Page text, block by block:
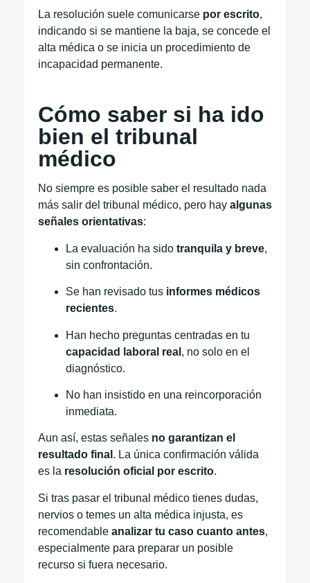
La resolución suele comunicarse por escrito,
indicando si se mantiene la baja, se concede el
alta médica o se inicia un procedimiento de
incapacidad permanente.
Cómo saber si ha ido
bien el tribunal
médico
No siempre es posible saber el resultado nada
más salir del tribunal médico, pero hay algunas
señales orientativas:
La evaluación ha sido tranquila y breve,
sin confrontación.
Se han revisado tus informes médicos
recientes.
Han hecho preguntas centradas en tu
capacidad laboral real , no solo en el
diagnóstico.
No han insistido en una reincorporación
inmediata.
Aun así, estas señales no garantizan el
resultado final . La única confirmación válida
es la resolución oficial por escrito.
Si tras pasar el tribunal médico tienes dudas,
nervios o temes un alta médica injusta, es
recomendable analizar tu caso cuanto antes,
especialmente para preparar un posible
recurso si fuera necesario.